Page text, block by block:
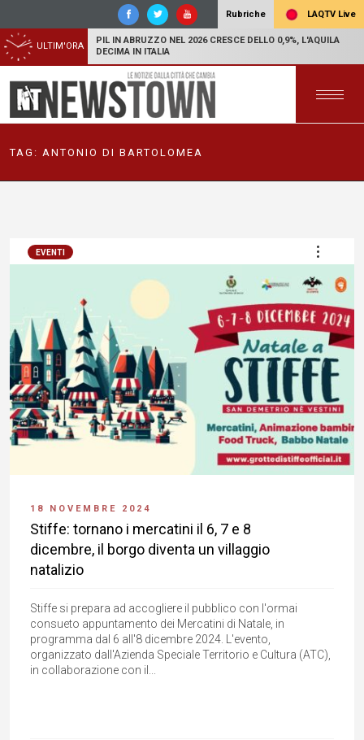
Rubriche LAQTV Live
ULTIM'ORA
PIL IN ABRUZZO NEL 2026 CRESCE DELLO 0,9%, L'AQUILA
DECIMA IN ITALIA
TAG: ANTONIO DI BARTOLOMEA
EVENTI
18 NOVEMBRE 2024
Stiffe: tornano i mercatini il 6, 7 e 8
dicembre, il borgo diventa un villaggio
natalizio
Stiffe si prepara ad accogliere il pubblico con l'ormai
consueto appuntamento dei Mercatini di Natale, in
programma dal 6 all'8 dicembre 2024. L'evento,
organizzato dall'Azienda Speciale Territorio e Cultura (ATC),
in collaborazione con il...